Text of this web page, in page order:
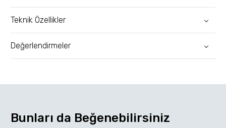
Teknik Özellikler
Değerlendirmeler
Bunları da Beğenebilirsiniz